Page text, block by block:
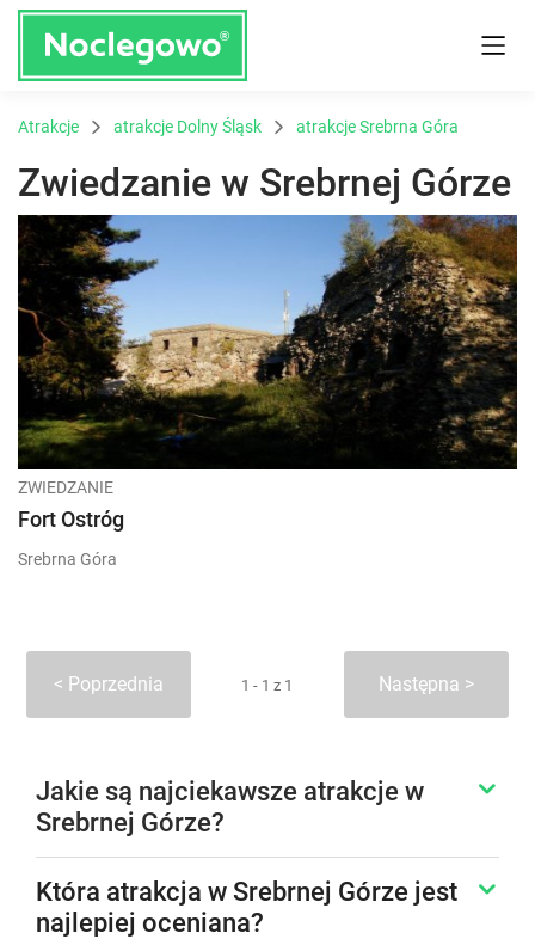
Atrakcje atrakcje Dolny Śląsk atrakcje Srebrna Góra
Zwiedzanie w Srebrnej Górze
ZWIEDZANIE
Fort Ostróg
Srebrna Góra
Poprzednia 1 - 1 z 1 Następna
Jakie są najciekawsze atrakcje w
Srebrnej Górze?
Która atrakcja w Srebrnej Górze jest
najlepiej oceniana?